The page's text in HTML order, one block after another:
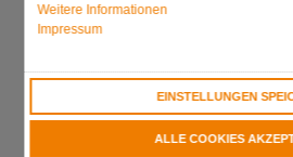
Weitere Informationen
Impressum
EINSTELLUNGEN
ALLE COOKIES
Interessante Berichte mitten